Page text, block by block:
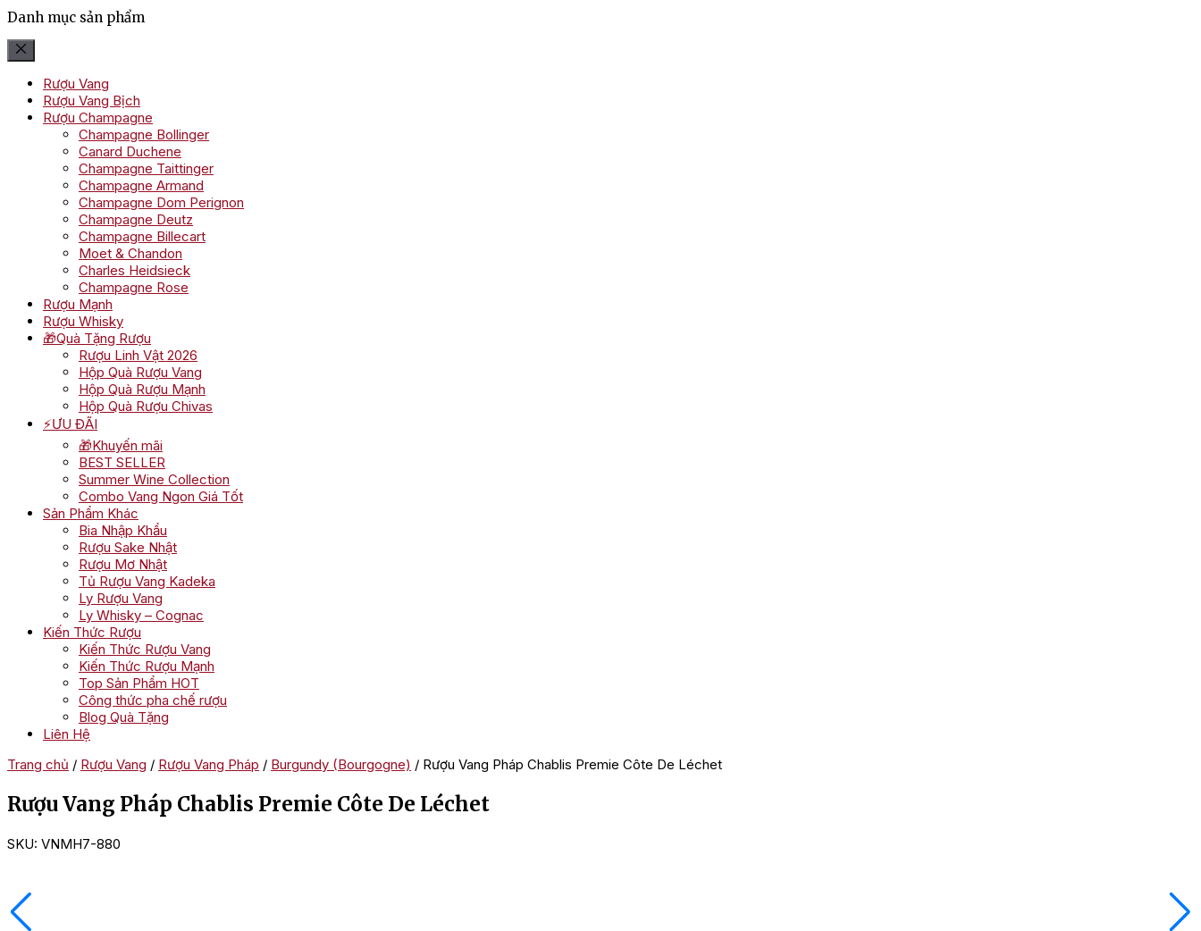
Danh mục sản phẩm
Rượu Vang
Rượu Vang Bịch
Rượu Champagne
Champagne Bollinger
Canard Duchene
Champagne Taittinger
Champagne Armand
Champagne Dom Perignon
Champagne Deutz
Champagne Billecart
Moet & Chandon
Charles Heidsieck
Champagne Rose
Rượu Mạnh
Rượu Whisky
🎁Quà Tặng Rượu
Rượu Linh Vật 2026
Hộp Quà Rượu Vang
Hộp Quà Rượu Mạnh
Hộp Quà Rượu Chivas
⚡ƯU ĐÃI
🎁Khuyến mãi
BEST SELLER
Summer Wine Collection
Combo Vang Ngon Giá Tốt
Sản Phẩm Khác
Bia Nhập Khẩu
Rượu Sake Nhật
Rượu Mơ Nhật
Tủ Rượu Vang Kadeka
Ly Rượu Vang
Ly Whisky – Cognac
Kiến Thức Rượu
Kiến Thức Rượu Vang
Kiến Thức Rượu Mạnh
Top Sản Phẩm HOT
Công thức pha chế rượu
Blog Quà Tặng
Liên Hệ
Trang chủ / Rượu Vang / Rượu Vang Pháp / Burgundy (Bourgogne) / Rượu Vang Pháp Chablis Premie Côte De Léchet
Rượu Vang Pháp Chablis Premie Côte De Léchet
SKU: VNMH7-880